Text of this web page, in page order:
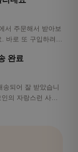
서 주문해서 받아보
바로 또 구입하려하
완료
되어 잘 받았습니
의 자랑스런 사이